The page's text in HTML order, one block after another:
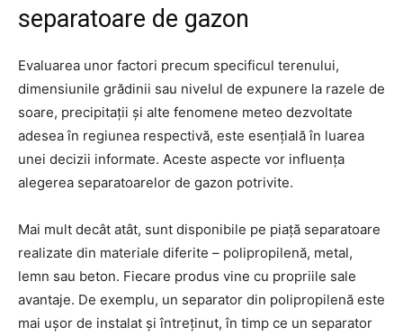
separatoare de gazon
Evaluarea unor factori precum specificul terenului,
dimensiunile grădinii sau nivelul de expunere la razele de
soare, precipitații și alte fenomene meteo dezvoltate
adesea în regiunea respectivă, este esențială în luarea
unei decizii informate. Aceste aspecte vor influența
alegerea separatoarelor de gazon potrivite.
Mai mult decât atât, sunt disponibile pe piață separatoare
realizate din materiale diferite – polipropilenă, metal,
lemn sau beton. Fiecare produs vine cu propriile sale
avantaje. De exemplu, un separator din polipropilenă este
mai ușor de instalat și întreținut, în timp ce un separator